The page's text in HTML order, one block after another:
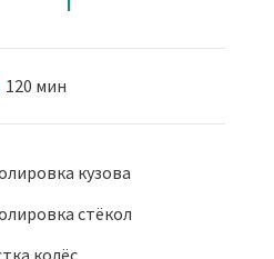
120 мин
кузова
стёкол